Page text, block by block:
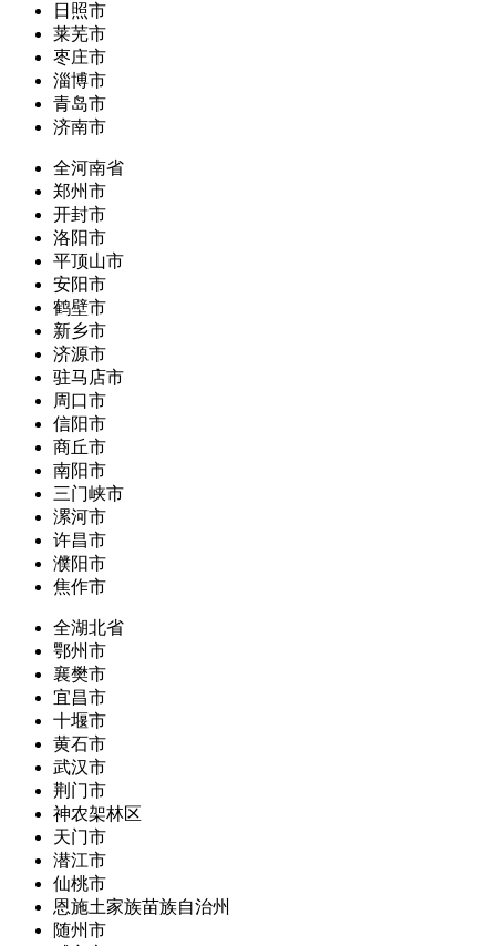
日照市
莱芜市
枣庄市
淄博市
青岛市
济南市
全河南省
郑州市
开封市
洛阳市
平顶山市
安阳市
鹤壁市
新乡市
济源市
驻马店市
周口市
信阳市
商丘市
南阳市
三门峡市
漯河市
许昌市
濮阳市
焦作市
全湖北省
鄂州市
襄樊市
宜昌市
十堰市
黄石市
武汉市
荆门市
神农架林区
天门市
潜江市
仙桃市
恩施土家族苗族自治州
随州市